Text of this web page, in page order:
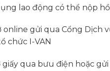
lao động có thể nộp
online gửi qua Cổng Dịch
chức I-VAN
giấy qua bưu điện hoặc